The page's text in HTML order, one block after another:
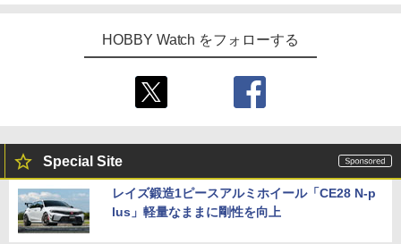
HOBBY Watch をフォローする
Special Site
レイズ鍛造1ピースアルミホイール「CE28 N-p
lus」軽量なままに剛性を向上